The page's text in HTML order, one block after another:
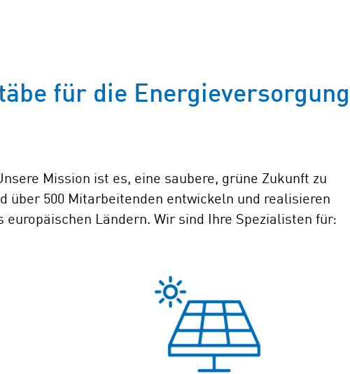
für die Energieversorgung
Mission ist es, eine saubere, grüne Zukunft zu
über 500 Mitarbeitenden entwickeln und realisieren
Ländern. Wir sind Ihre Spezialisten für: